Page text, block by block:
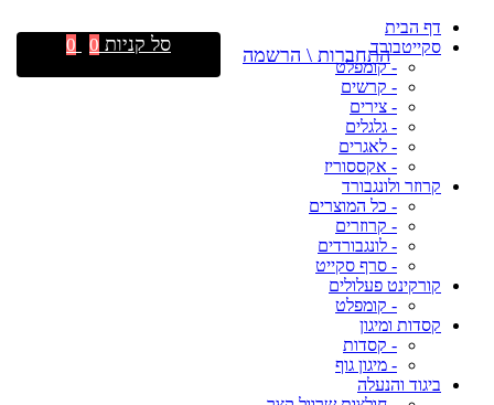
דף הבית
סקייטבורד
- קומפלט
- קרשים
- צירים
- גלגלים
- לאגרים
- אקססוריז
קרוזר ולונגבורד
- כל המוצרים
- קרוזרים
- לונגבורדים
- סרף סקייט
קורקינט פעלולים
- קומפלט
קסדות ומיגון
- קסדות
- מיגון גוף
ביגוד והנעלה
התחברות \ הרשמה סל קניות 0
0